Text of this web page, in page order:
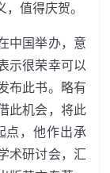
值得庆贺。
中国举办，意
示很荣幸可以
布此书。略有
此机会，将此
点，他作出承
术研讨会，汇